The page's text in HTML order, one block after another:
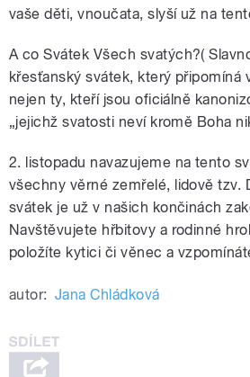
vaše děti, vnoučata, slyší už na
A co Svátek Všech svatých?(
křesťanský svátek, který připomíná
nejen ty, kteří jsou oficiálně
„jejichž svatosti neví kromě Boha
2. listopadu navazujeme na tento
všechny věrné zemřelé, lidově tzv.
svátek je už v našich končinách
Navštěvujete hřbitovy a rodinné
položíte kytici či věnec a
autor: Jana Chládková